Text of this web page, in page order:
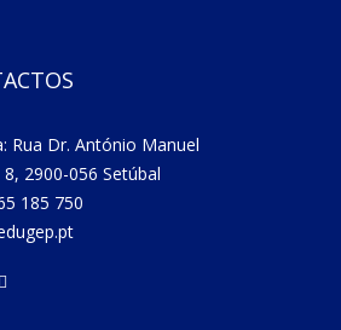
Rua Dr. António Manuel
2900-056 Setúbal
185 750